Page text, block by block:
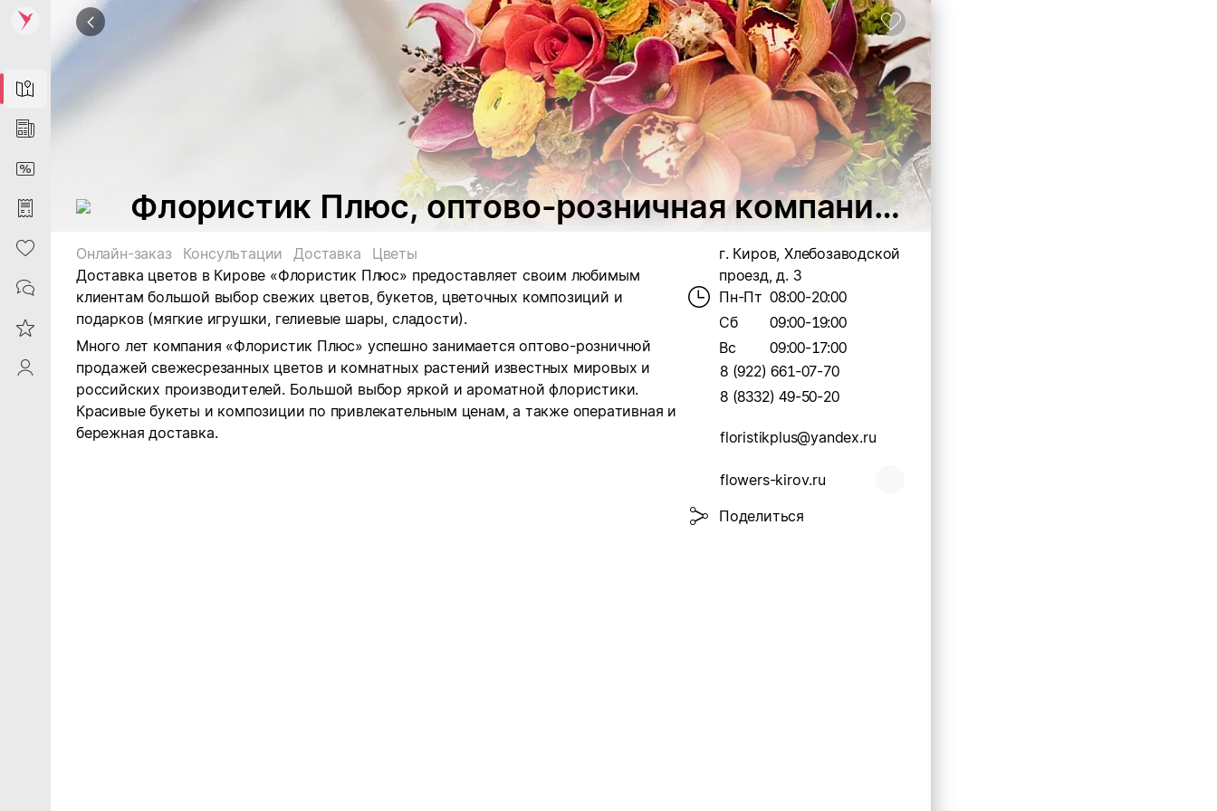
Map
News
DiscountCard
Purchases
Heart
Contacts
Reviews
ProfileSaby
Флористик Плюс, оптово-розничная компания по продаже и
Онлайн-заказ Консультации Доставка
Цветы
Доставка цветов в Кирове «Флористик Плюс» предоставляет своим любимым
клиентам большой выбор свежих цветов, букетов, цветочных композиций и
подарков (мягкие игрушки, гелиевые шары, сладости).
Много лет компания «Флористик Плюс» успешно занимается оптово-розничной
продажей свежесрезанных цветов и комнатных растений известных мировых и
российских производителей. Большой выбор яркой и ароматной флористики.
Красивые букеты и композиции по привлекательным ценам, а также оперативная и
бережная доставка.
г. Киров, Хлебозаводской
проезд, д. 3
Пн-Пт 08:00-20:00
Сб
09:00-19:00
Вс
09:00-17:00
8 (922) 661-07-70
8 (8332) 49-50-20
floristikplus@yandex.ru
flowers-kirov.ru
Поделиться